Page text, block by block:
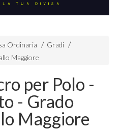
Ordinaria
Gradi
Maggiore
per Polo -
- Grado
Maggiore